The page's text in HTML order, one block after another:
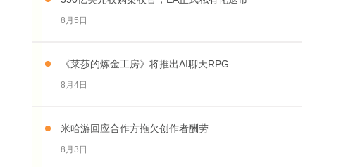
8月5日
《莱莎的炼金工房》将推出AI聊天RPG
8月4日
米哈游回应合作方拖欠创作者酬劳
8月3日